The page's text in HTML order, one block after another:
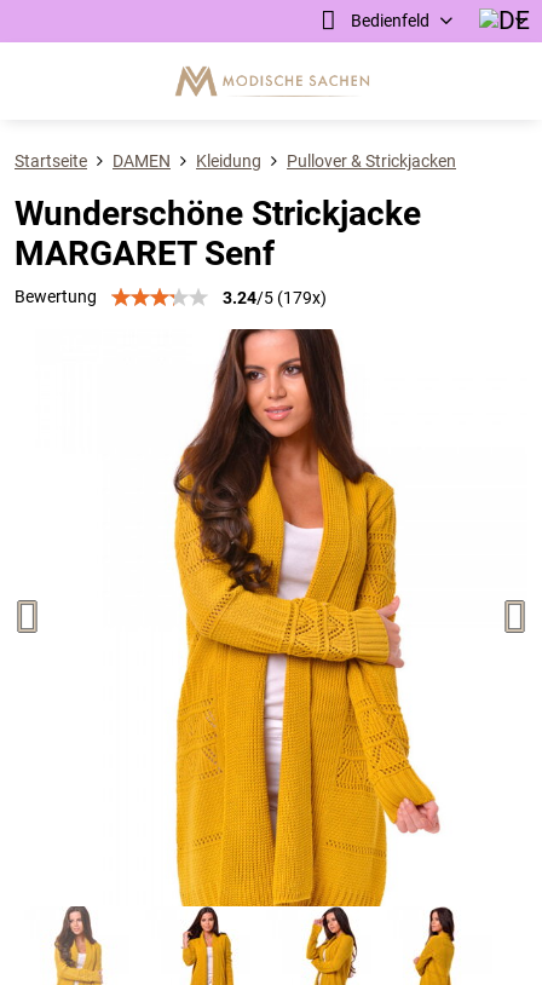
Bedienfeld
Startseite DAMEN Kleidung Pullover & Strickjacken
Wunderschöne Strickjacke
MARGARET Senf
Bewertung 3.24/5 (179x)